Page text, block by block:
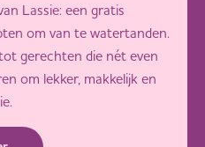
Lassie: een gratis
om van te watertanden.
gerechten die nét even
om lekker, makkelijk en